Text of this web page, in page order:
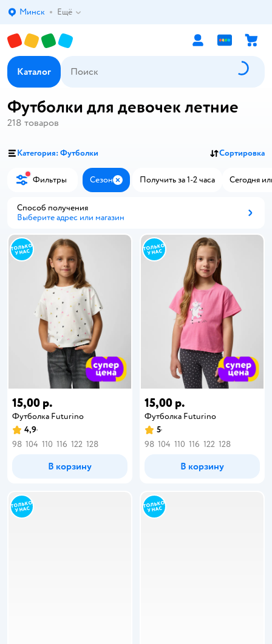
Выбор адреса доставки.
Минск Ещё
Каталог
Футболки для девочек летние
218 товаров
Категория: Футболки Сортировка
Фильтры Сезон ЗакрытьПолучить за 1-2 часа Сегодня
Способ получения
Выберите адрес или магазин
15,00 р.
Футболка Futurino
4,9
98 104 110 116 122 128
В корзину
15,00 р.
Футболка Futurino
5
98 104 110 116 122 128
В корзину